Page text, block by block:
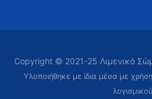
Copyright © 2021-25 Λιμενικό
Υλοποιήθηκε με ίδια μέσα με
λογισμικού